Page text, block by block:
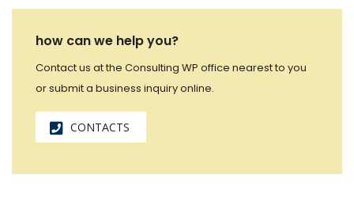
how can we help you?
Contact us at the Consulting WP office nearest to you
or submit a business inquiry online.
CONTACTS